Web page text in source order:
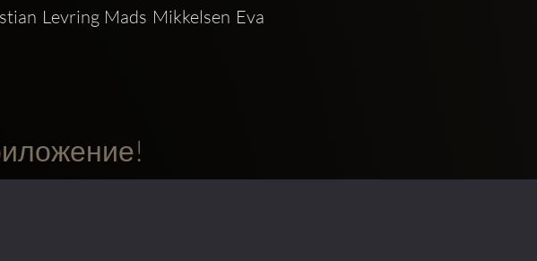
Levring Mads Mikkelsen Eva